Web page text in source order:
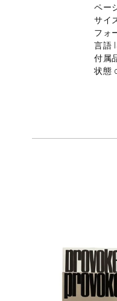
ペー
サイ
フォ
言語
付属
状態